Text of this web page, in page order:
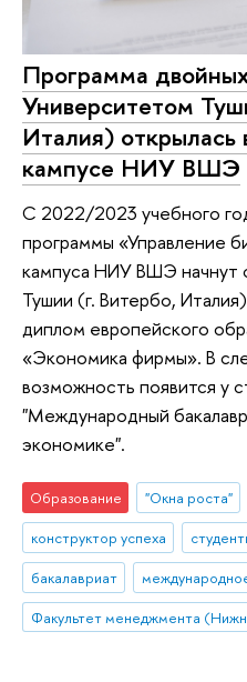
Программа
Университетом
Италия)
кампусе НИУ ВШЭ
С 2022/2023 учебного
программы «Управление
кампуса НИУ ВШЭ начнут
Тушии (г. Витербо,
диплом европейского
«Экономика фирмы». В
возможность появится у
"Международный
экономике".
Образование "Окна роста"
конструктор успеха
бакалавриат